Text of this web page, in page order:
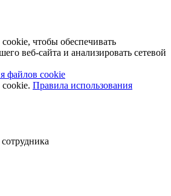
чтобы обеспечивать
веб-сайта и анализировать сетевой
файлов cookie
Правила использования